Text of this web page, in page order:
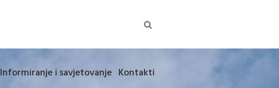
Informiranje i savjetovanje Kontakti